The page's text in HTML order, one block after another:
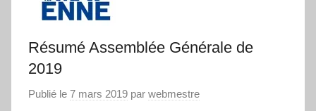
Résumé Assemblée Générale de
2019
Publié le 7 mars 2019 par webmestre